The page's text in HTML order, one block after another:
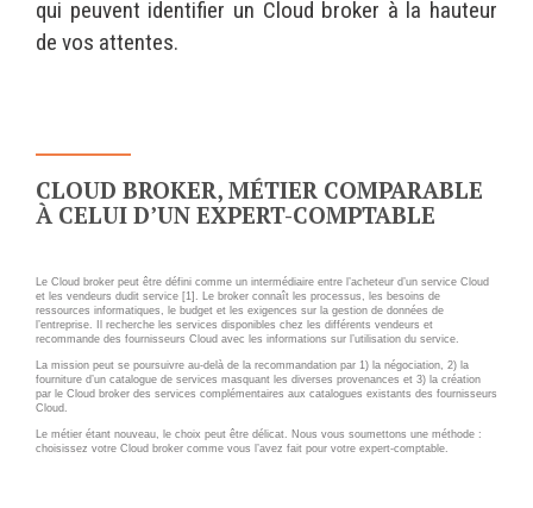
Webdesign - UX
MÉTHODOLOGIE AGILE
TRANSFO DIGITALE
CONCEPTS
Prestations
CLOUD BROKER
Wordpress
Docker
Puppet
Xen Project
RÉFÉRENCES
Application collaborative
qui peuvent identifier un Cloud broker à la hauteur
de vos attentes.
CLOUD BROKER, MÉTIER COMPARABLE
À CELUI D’UN EXPERT-COMPTABLE
Le Cloud broker peut être défini comme un intermédiaire entre l’acheteur d’un service Cloud
et les vendeurs dudit service [1]. Le broker connaît les processus, les besoins de
ressources informatiques, le budget et les exigences sur la gestion de données de
l’entreprise. Il recherche les services disponibles chez les différents vendeurs et
recommande des fournisseurs Cloud avec les informations sur l’utilisation du service.
La mission peut se poursuivre au-delà de la recommandation par 1) la négociation, 2) la
fourniture d’un catalogue de services masquant les diverses provenances et 3) la création
par le Cloud broker des services complémentaires aux catalogues existants des fournisseurs
Cloud.
Le métier étant nouveau, le choix peut être délicat. Nous vous soumettons une méthode :
choisissez votre Cloud broker comme vous l’avez fait pour votre expert-comptable.